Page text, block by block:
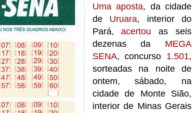
Uma aposta, da cidade
de Uruara, interior do
Pará,acertou as seis
dezenas da MEGA
SENA, concurso 1.501,
sorteadas na noite de
ontem, sábado, na
cidade de Monte Sião,
interior de Minas Gerais